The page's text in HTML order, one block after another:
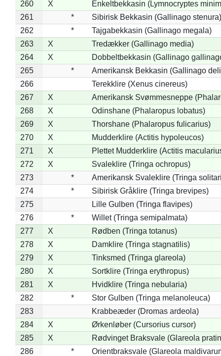
260
X
Enkeltbekkasin (Lymnocryptes
261
*
Sibirisk Bekkasin (Gallinago stenura)
262
*
Tajgabekkasin (Gallinago megala)
263
X
Tredækker (Gallinago media)
264
X
Dobbeltbekkasin (Gallinago
265
*
Amerikansk Bekkasin (Gallinago
266
Terekklire (Xenus cinereus)
267
X
Amerikansk Svømmesneppe
268
X
Odinshane (Phalaropus lobatus)
269
X
Thorshane (Phalaropus fulicarius)
270
X
Mudderklire (Actitis hypoleucos)
271
X
Plettet Mudderklire (Actitis
272
X
Svaleklire (Tringa ochropus)
273
*
Amerikansk Svaleklire (Tringa
274
*
Sibirisk Gråklire (Tringa brevipes)
275
Lille Gulben (Tringa flavipes)
276
*
Willet (Tringa semipalmata)
277
X
Rødben (Tringa totanus)
278
X
Damklire (Tringa stagnatilis)
279
X
Tinksmed (Tringa glareola)
280
X
Sortklire (Tringa erythropus)
281
X
Hvidklire (Tringa nebularia)
282
*
Stor Gulben (Tringa melanoleuca)
283
Krabbeæder (Dromas ardeola)
284
X
Ørkenløber (Cursorius cursor)
285
X
Rødvinget Braksvale (Glareola
286
*
Orientbraksvale (Glareola